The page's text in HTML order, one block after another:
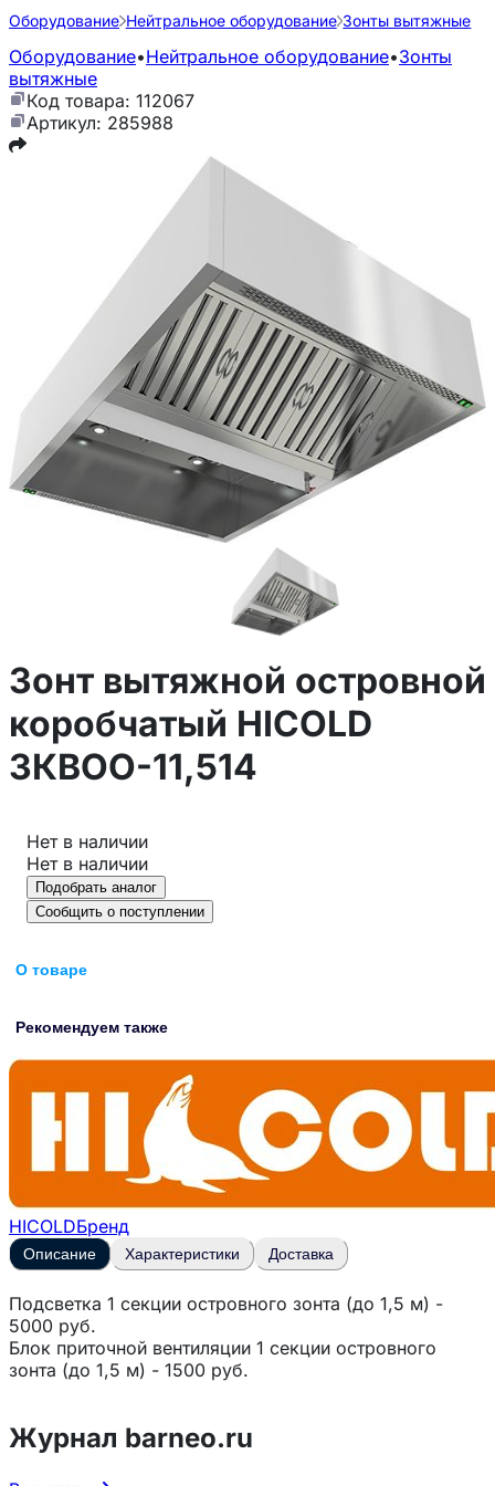
Оборудование Нейтральное оборудование Зонты вытяжные
Оборудование•Нейтральное оборудование•Зонты
вытяжные
Код товара: 112067
Артикул: 285988
Зонт вытяжной островной
коробчатый HICOLD
ЗКВОО-11,514
Нет в наличии
Нет в наличии
Подобрать аналог
Сообщить о поступлении
О товаре
Рекомендуем также
HICOLDБренд
Описание Характеристики Доставка
Подсветка 1 секции островного зонта (до 1,5 м) -
5000 руб.
Блок приточной вентиляции 1 секции островного
зонта (до 1,5 м) - 1500 руб.
Журнал barneo.ru